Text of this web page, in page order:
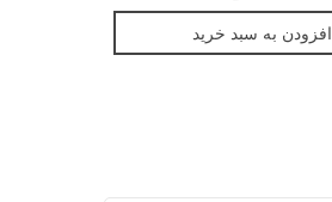
افزودن به سبد خرید